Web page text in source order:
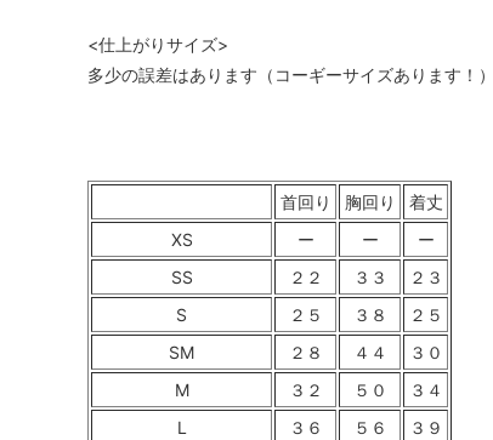
<仕上がりサイズ>
多少の誤差はあります（コーギーサイズあります！）
首回り 胸回り
着丈
XS
ー ー
ー
SS
２２ ３３
２３
S
２５ ３８
２５
SM
２８ ４４
３０
M
３２ ５０
３４
L
３６ ５６
３９